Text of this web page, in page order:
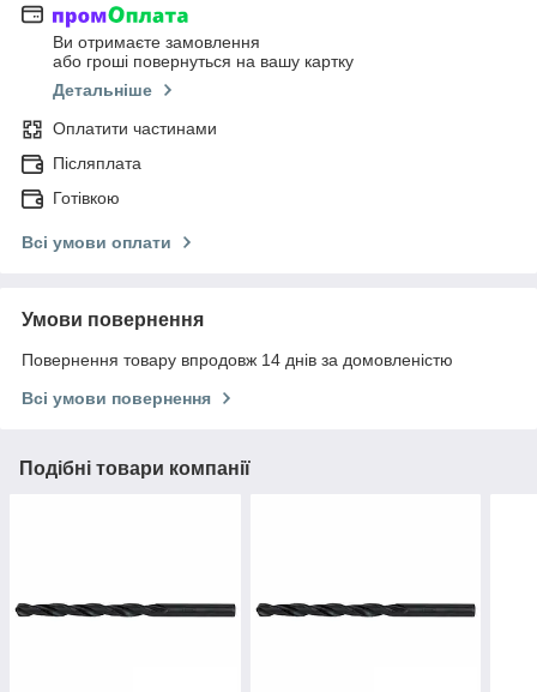
Ви отримаєте замовлення
або гроші повернуться на вашу картку
Детальніше
Оплатити частинами
Післяплата
Готівкою
Всі умови оплати
Умови повернення
Повернення товару впродовж 14 днів за домовленістю
Всі умови повернення
Подібні товари компанії